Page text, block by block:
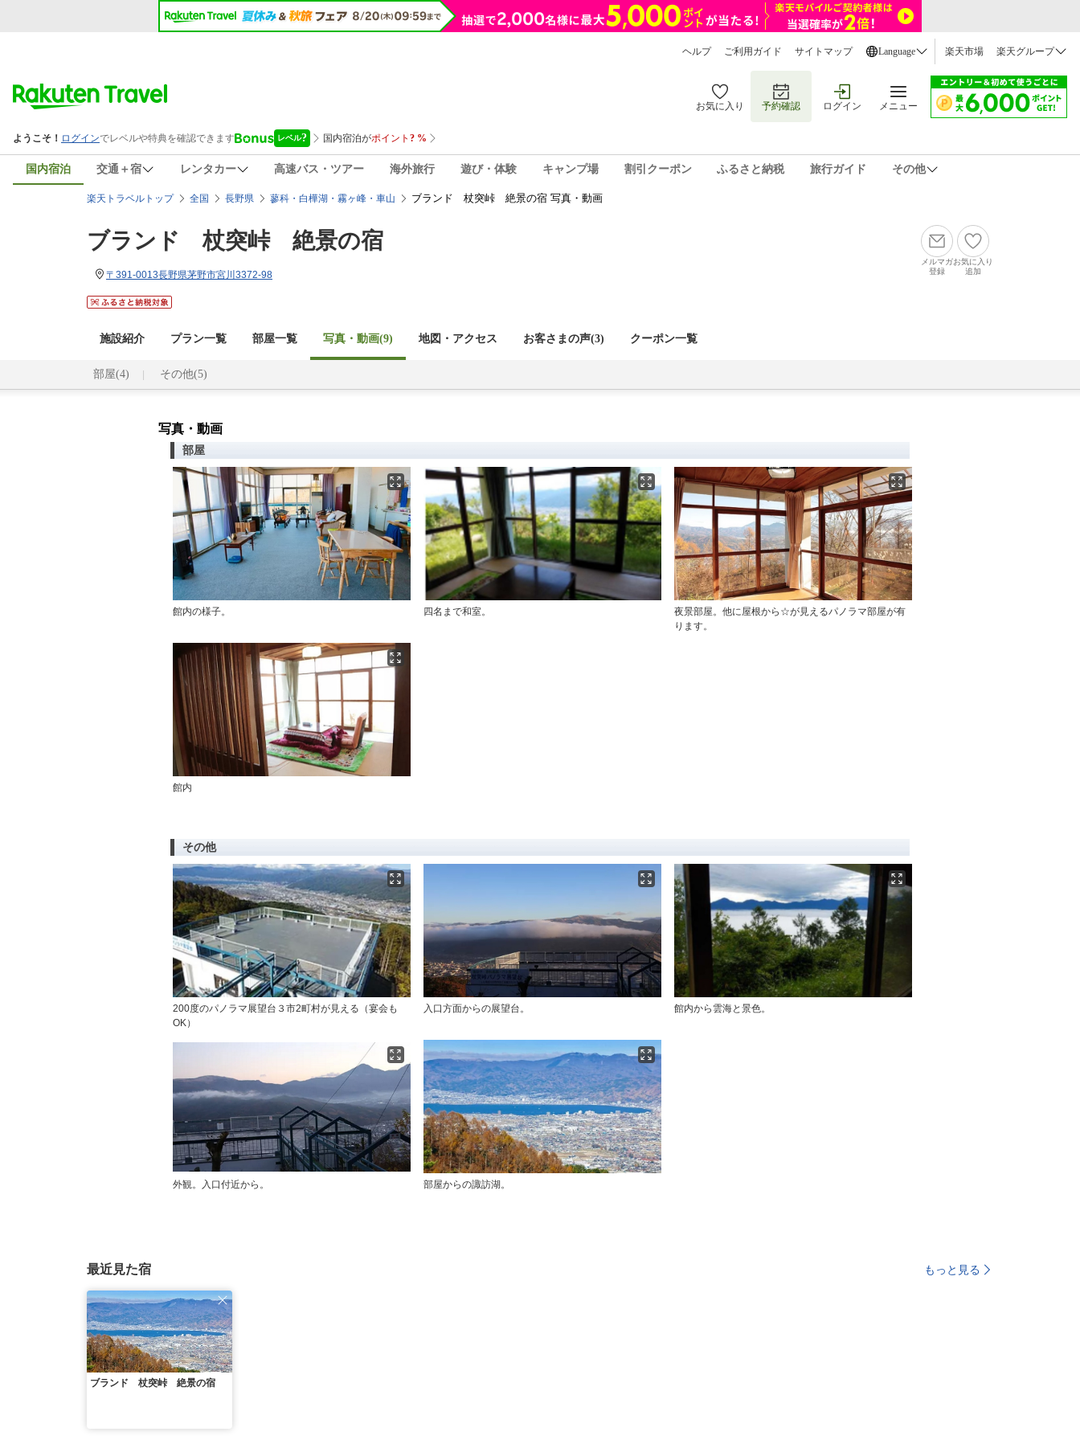
ヘルプ ご利用ガイド サイトマップ Language 楽天市場 楽天グループ
お気に入り 予約確認 ログイン メニュー
国内宿泊 交通＋宿 レンタカー 高速バス・ツアー 海外旅行 遊び・体験 キャンプ場 割引クーポン ふるさと納税 旅行ガイド その他
楽天トラベルトップ 全国 長野県 蓼科・白樺湖・霧ヶ峰・車山 ブランド 杖突峠 絶景の宿 写真・動画
ブランド 杖突峠 絶景の宿
〒391-0013長野県茅野市宮川3372-98
メルマガ
登録
お気に入り
追加
施設紹介 プラン一覧 部屋一覧 写真・動画(9) 地図・アクセス お客さまの声(3) クーポン一覧
部屋(4) その他(5)
写真・動画
部屋
館内の様子。 四名まで和室。
夜景部屋。他に屋根から☆が見えるパノラマ部屋が有
ります。
館内
その他
200度のパノラマ展望台３市2町村が見える（宴会も
OK）
入口方面からの展望台。 館内から雲海と景色。
外観。入口付近から。 部屋からの諏訪湖。
最近見た宿 もっと見る
ブランド 杖突峠 絶景の宿